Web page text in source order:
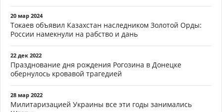
20 мар 2024
Токаев объявил Казахстан наследником Золотой Орды:
России намекнули на рабство и дань
22 дек 2022
Празднование дня рождения Рогозина в Донецке
обернулось кровавой трагедией
28 мар 2022
Милитаризацией Украины все эти годы занимались